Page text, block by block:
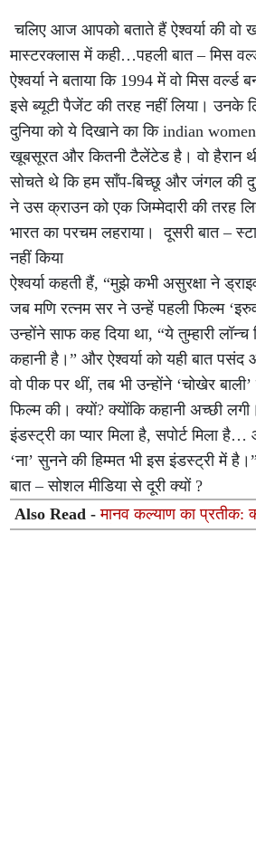
चलिए आज आपको बताते हैं ऐश्वर्या की वो
मास्टरक्लास में कही…पहली बात – मिस
ऐश्वर्या ने बताया कि 1994 में वो मिस वर्ल्ड
इसे ब्यूटी पैजेंट की तरह नहीं लिया। उनके
दुनिया को ये दिखाने का कि indian
खूबसूरत और कितनी टैलेंटेड है। वो हैरान
सोचते थे कि हम साँप-बिच्छू और जंगल की
ने उस क्राउन को एक जिम्मेदारी की तरह
भारत का परचम लहराया। दूसरी बात –
नहीं किया
ऐश्वर्या कहती हैं, “मुझे कभी असुरक्षा ने
जब मणि रत्नम सर ने उन्हें पहली फिल्म
उन्होंने साफ कह दिया था, “ये तुम्हारी
कहानी है।” और ऐश्वर्या को यही बात
वो पीक पर थीं, तब भी उन्होंने ‘चोखेर
फिल्म की। क्यों? क्योंकि कहानी अच्छी
इंडस्ट्री का प्यार मिला है, सपोर्ट मिला
‘ना’ सुनने की हिम्मत भी इस इंडस्ट्री में
बात – सोशल मीडिया से दूरी क्यों ?
Also Read -मानव कल्याण का प्रतीक:
माला के 108 मनके?